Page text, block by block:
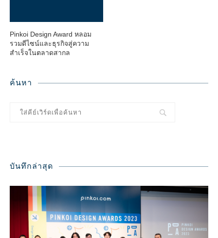
Pinkoi Design Award หลอม
รวมดีไซน์และธุรกิจสู่ความ
สำเร็จในตลาดสากล
ค้นหา
บันทึกล่าสุด